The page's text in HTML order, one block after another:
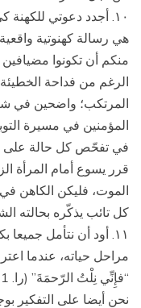
١۰. أجدد دعوتي
هي رسالة كهنوتية
منكم أن تكونوا
الرغم من فداحة
المرتكب؛ واضحين في
المؤمنين في مسيرة
في تفحّص كل حالة على
قرر يسوع أمام المرأة
الموت، فليكن الكاهن
كل تائب يذكّره بحالته
١١. أود أن نتأمل
مراحل حياته، عندما
نحن أيضا على التفكير